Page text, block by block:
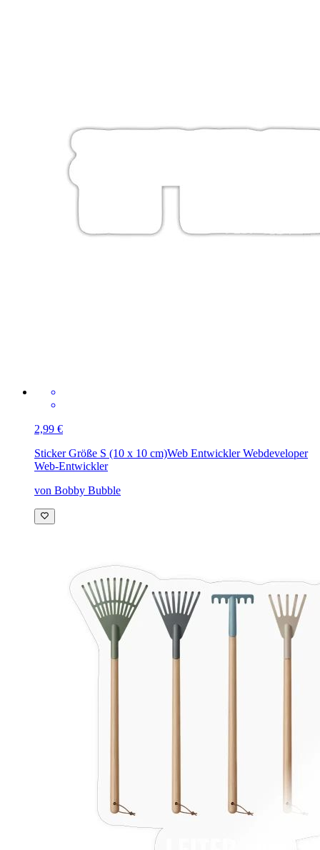
2,99 €
Sticker Größe S (10 x 10 cm)Web Entwickler Webdeveloper
Web-Entwickler
von Bobby Bubble